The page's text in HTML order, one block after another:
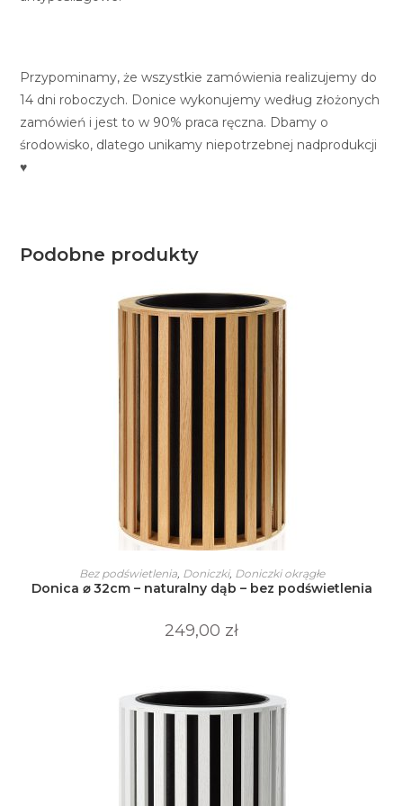
Przypominamy, że wszystkie zamówienia realizujemy do
14 dni roboczych. Donice wykonujemy według złożonych
zamówień i jest to w 90% praca ręczna. Dbamy o
środowisko, dlatego unikamy niepotrzebnej nadprodukcji
♥
Podobne produkty
WYBIERZ OPCJE
Ten
produkt
ma
wiele
można
Bez podświetlenia, Doniczki, Doniczki okrągłe
Donica ⌀ 32cm – naturalny dąb – bez podświetlenia
249,00 zł